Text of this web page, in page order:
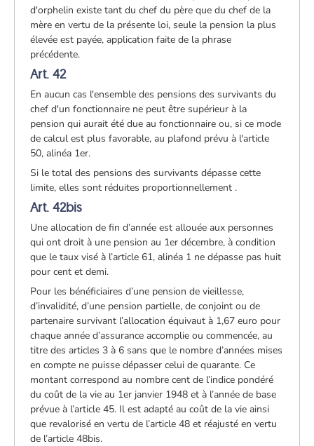
d'orphelin existe tant du chef du père que du chef de la
mère en vertu de la présente loi, seule la pension la plus
élevée est payée, application faite de la phrase
précédente.
Art. 42
En aucun cas l'ensemble des pensions des survivants du
chef d'un fonctionnaire ne peut être supérieur à la
pension qui aurait été due au fonctionnaire ou, si ce mode
de calcul est plus favorable, au plafond prévu à l'article
50, alinéa 1er.
Si le total des pensions des survivants dépasse cette
limite, elles sont réduites proportionnellement .
Art. 42bis
Une allocation de fin d’année est allouée aux personnes
qui ont droit à une pension au 1er décembre, à condition
que le taux visé à l’article 61, alinéa 1 ne dépasse pas huit
pour cent et demi.
Pour les bénéficiaires d’une pension de vieillesse,
d’invalidité, d’une pension partielle, de conjoint ou de
partenaire survivant l’allocation équivaut à 1,67 euro pour
chaque année d’assurance accomplie ou commencée, au
titre des articles 3 à 6 sans que le nombre d’années mises
en compte ne puisse dépasser celui de quarante. Ce
montant correspond au nombre cent de l’indice pondéré
du coût de la vie au 1er janvier 1948 et à l’année de base
prévue à l’article 45. Il est adapté au coût de la vie ainsi
que revalorisé en vertu de l’article 48 et réajusté en vertu
de l’article 48bis.